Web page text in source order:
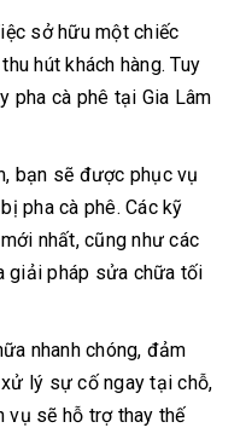
sở hữu một chiếc
hút khách hàng. Tuy
pha cà phê tại Gia Lâm
bạn sẽ được phục vụ
pha cà phê. Các kỹ
nhất, cũng như các
giải pháp sửa chữa tối
nhanh chóng, đảm
lý sự cố ngay tại chỗ,
vụ sẽ hỗ trợ thay thế